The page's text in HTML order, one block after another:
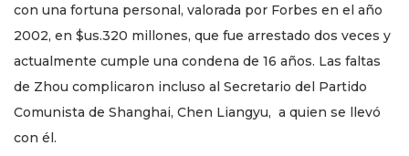
con una fortuna personal, valorada por Forbes en el año
2002, en $us.320 millones, que fue arrestado dos veces y
actualmente cumple una condena de 16 años. Las faltas
de Zhou complicaron incluso al Secretario del Partido
Comunista de Shanghai, Chen Liangyu, a quien se llevó
con él.